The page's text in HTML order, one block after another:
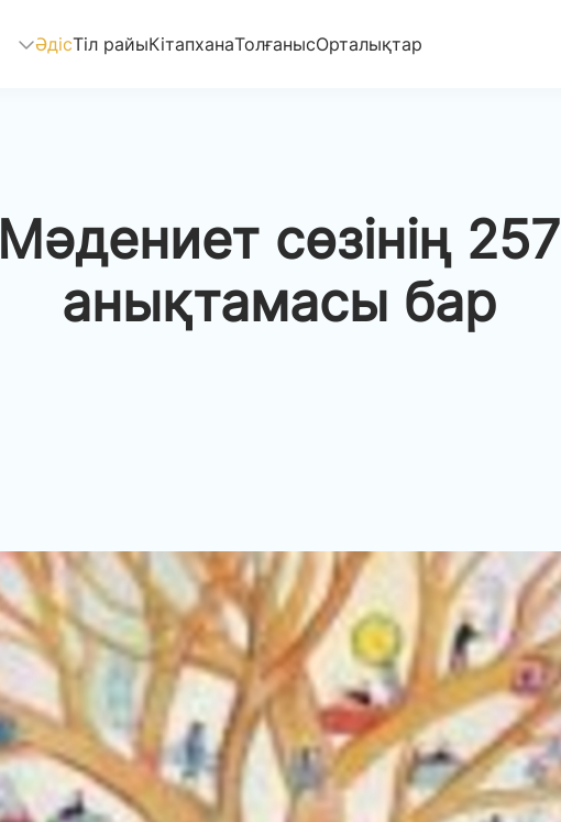
ӘдісТіл райыКітапханаТолғанысОрталықтар
Мәдениет сөзінің 257
анықтамасы бар